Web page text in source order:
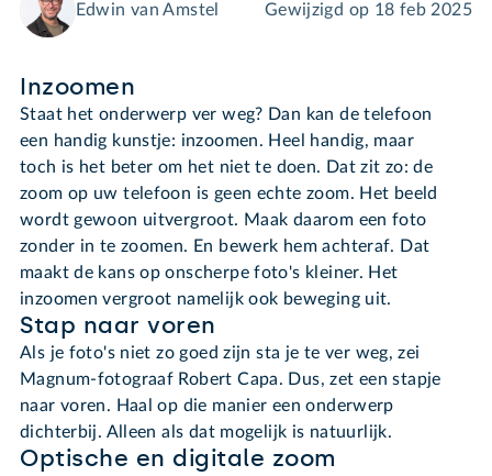
Edwin van Amstel Gewijzigd op 18 feb 2025
Inzoomen
Staat het onderwerp ver weg? Dan kan de telefoon
een handig kunstje: inzoomen. Heel handig, maar
toch is het beter om het niet te doen. Dat zit zo: de
zoom op uw telefoon is geen echte zoom. Het beeld
wordt gewoon uitvergroot. Maak daarom een foto
zonder in te zoomen. En bewerk hem achteraf. Dat
maakt de kans op onscherpe foto's kleiner. Het
inzoomen vergroot namelijk ook beweging uit.
Stap naar voren
Als je foto's niet zo goed zijn sta je te ver weg, zei
Magnum-fotograaf Robert Capa. Dus, zet een stapje
naar voren. Haal op die manier een onderwerp
dichterbij. Alleen als dat mogelijk is natuurlijk.
Optische en digitale zoom